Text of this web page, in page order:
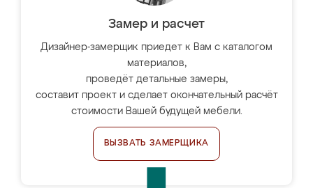
Замер и расчет
Дизайнер-замерщик приедет к Вам с каталогом
материалов,
проведёт детальные замеры,
составит проект и сделает окончательный расчёт
стоимости Вашей будущей мебели.
ВЫЗВАТЬ ЗАМЕРЩИКА